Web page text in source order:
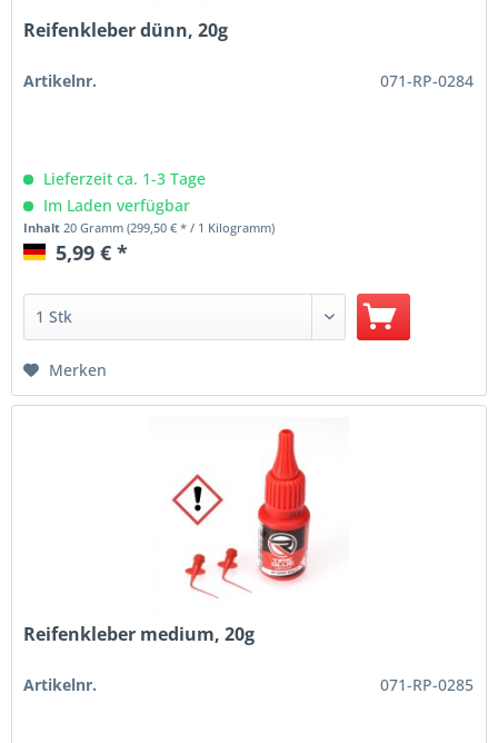
Reifenkleber dünn, 20g
Artikelnr. 071-RP-0284
Lieferzeit ca. 1-3 Tage
Im Laden verfügbar
Inhalt 20 Gramm(299,50 € * / 1 Kilogramm)
5,99 € *
Merken
Reifenkleber medium, 20g
Artikelnr. 071-RP-0285